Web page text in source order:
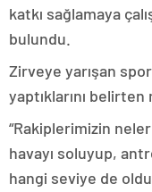
katkı sağlamaya
bulundu.
Zirveye yarışan
yaptıklarını
“Rakiplerimizin neler
havayı soluyup,
hangi seviye de